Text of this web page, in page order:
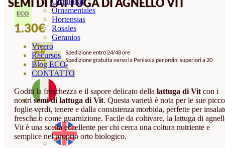
Ornamentales
Hortensias
Rosales
Geranios
Vivero
Recursos
Blog ECO
CONTATTO
ECO
1.30€
Spedizione entro 24/48 ore
Spedizione gratuita verso la Penisola per ordini superiori a 20
€
Goditi la freschezza e il sapore delicato della lattuga di Vit con i
nostri semi di lattuga di Vit. Questa varietà è nota per le sue
foglie verdi, tenere e dalla consistenza morbida, perfette per
fresche o come guarnizione. Facile da coltivare, la lattuga di
Vit è una scelta eccellente per chi cerca una coltura nutriente e
semplice nel proprio orto biologico.